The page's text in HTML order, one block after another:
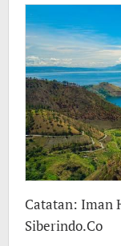
Catatan: Iman
Siberindo.Co